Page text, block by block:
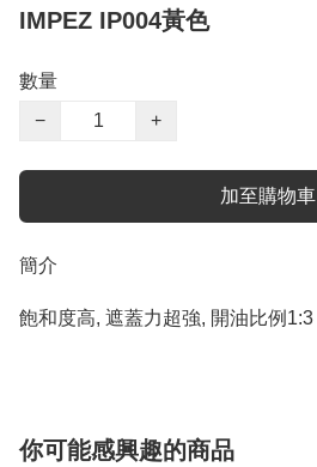
IMPEZ IP004黃色
數量
−
+
加至購物車
簡介
飽和度高, 遮蓋力超強, 開油比例1:3
你可能感興趣的商品